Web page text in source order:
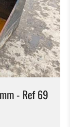
- Ref 69